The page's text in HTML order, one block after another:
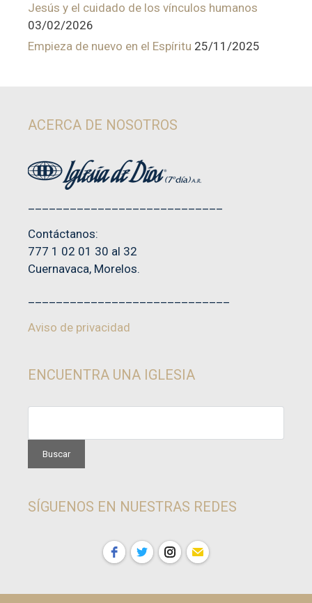
Jesús y el cuidado de los vínculos humanos
03/02/2026
Empieza de nuevo en el Espíritu 25/11/2025
ACERCA DE NOSOTROS
Contáctanos:
777 1 02 01 30 al 32
Cuernavaca, Morelos.
Aviso de privacidad
ENCUENTRA UNA IGLESIA
SÍGUENOS EN NUESTRAS REDES